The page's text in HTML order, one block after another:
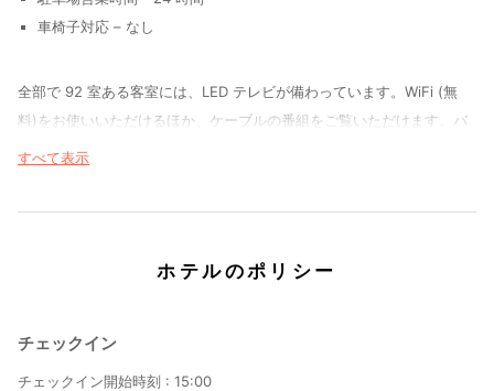
車椅子対応 – なし
全部で 92 室ある客室には、LED テレビが備わっています。WiFi (無
料)をお使いいただけるほか、ケーブルの番組をご覧いただけます。バ
スルームには、シャワー、ヘアドライヤーがあります。電話の他に、セ
会場、自動販売機をご利用いただけます。
い。朝食ビュッフェは、平日は 6:30 ～ 10:00 まで、週末は 7:00 ～
11:00 まで、有料でお召し上がりいただけます。
すべて表示
ホテルのポリシー
チェックイン
チェックイン開始時刻 : 15:00